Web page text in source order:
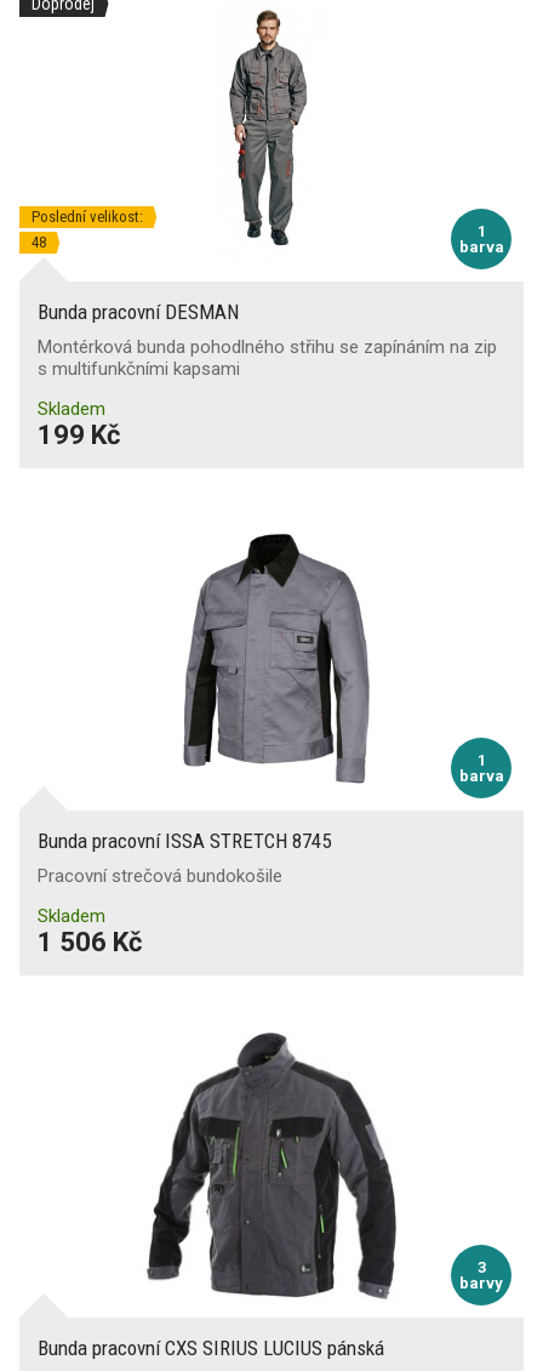
1
barva
Poslední velikost:
48
Bunda pracovní DESMAN
Montérková bunda pohodlného střihu se zapínáním na zip
s multifunkčními kapsami
Skladem
199 Kč
1
barva
Bunda pracovní ISSA STRETCH 8745
Pracovní strečová bundokošile
Skladem
1 506 Kč
3
barvy
Bunda pracovní CXS SIRIUS LUCIUS pánská